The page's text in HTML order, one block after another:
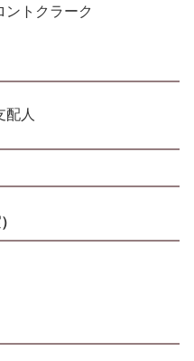
ントクラーク
配人
）